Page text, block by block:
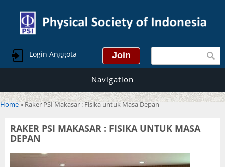
Login Anggota Search form
Navigation
You are here
Home» Raker PSI Makasar : Fisika untuk Masa Depan
RAKER PSI MAKASAR : FISIKA UNTUK MASA
DEPAN